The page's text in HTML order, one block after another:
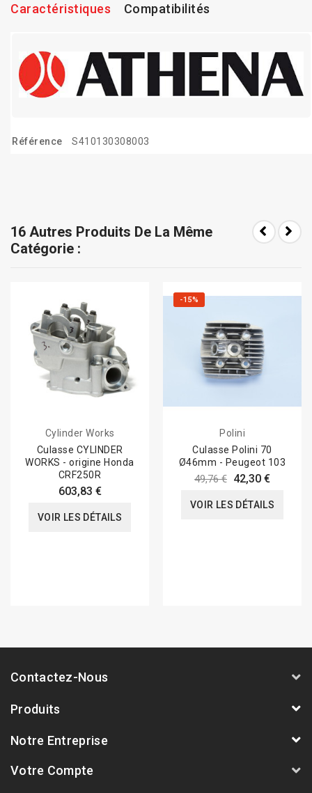
Caractéristiques Compatibilités
Référence S410130308003
16 Autres Produits De La Même
Catégorie :
Cylinder Works
Culasse CYLINDER
WORKS - origine Honda
CRF250R
603,83 €
VOIR LES DÉTAILS
-15%
Polini
Culasse Polini 70
Ø46mm - Peugeot 103
49,76 € 42,30 €
VOIR LES DÉTAILS
Contactez-Nous
Produits
Notre Entreprise
Votre Compte